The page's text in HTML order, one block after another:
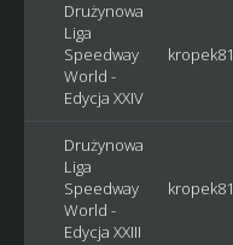
Drużynowa
Liga
Speedway
World -
Edycja XXIV
kropek81
Drużynowa
Liga
Speedway
World -
Edycja XXIII
kropek81